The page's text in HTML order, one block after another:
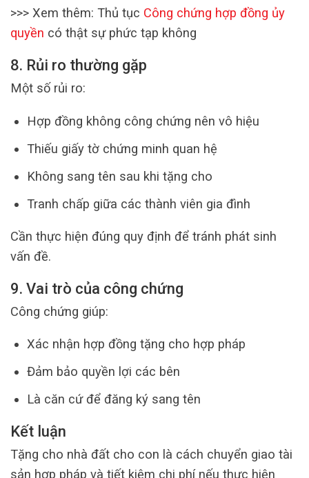
>>> Xem thêm: Thủ tục Công chứng hợp đồng ủy
quyền có thật sự phức tạp không
8. Rủi ro thường gặp
Một số rủi ro:
Hợp đồng không công chứng nên vô hiệu
Thiếu giấy tờ chứng minh quan hệ
Không sang tên sau khi tặng cho
Tranh chấp giữa các thành viên gia đình
Cần thực hiện đúng quy định để tránh phát sinh
vấn đề.
9. Vai trò của công chứng
Công chứng giúp:
Xác nhận hợp đồng tặng cho hợp pháp
Đảm bảo quyền lợi các bên
Là căn cứ để đăng ký sang tên
Kết luận
Tặng cho nhà đất cho con là cách chuyển giao tài
sản hợp pháp và tiết kiệm chi phí nếu thực hiện